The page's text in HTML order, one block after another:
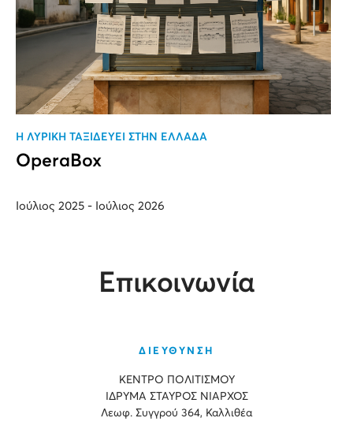
H ΛΥΡΙΚΗ ΤΑΞΙΔΕΥΕΙ ΣΤΗΝ ΕΛΛΑΔΑ
OperaBox
Ιούλιος 2025 - Ιούλιος 2026
Επικοινωνία
ΔΙΕΥΘΥΝΣΗ
ΚΕΝΤΡΟ ΠΟΛΙΤΙΣΜΟΥ
ΙΔΡΥΜΑ ΣΤΑΥΡΟΣ ΝΙΑΡΧΟΣ
Λεωφ. Συγγρού 364, Καλλιθέα